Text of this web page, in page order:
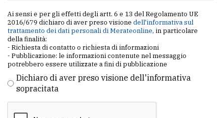
Ai sensi e per gli effetti degli artt. 6 e 13 del Regolamento UE
2016/679 dichiaro di aver preso visione dell'informativa sul
trattamento dei dati personali di Merateonline, in particolare
della finalità:
- Richiesta di contatto o richiesta di informazioni
- Pubblicazione: le informazioni contenute nel messaggio
potrebbero essere utilizzate a fini di pubblicazione
Dichiaro di aver preso visione dell'informativa
sopracitata